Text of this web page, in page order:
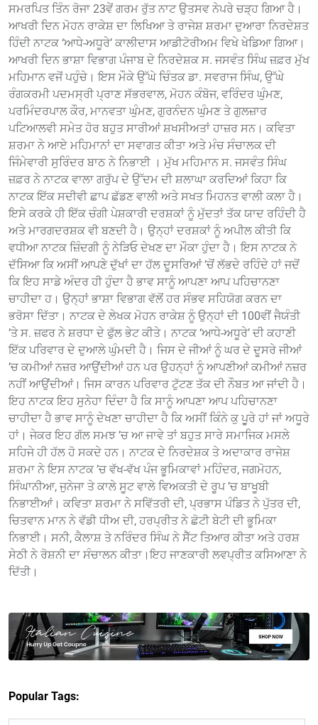
ਸਮਰਪਿਤ ਤਿੰਨ ਰੋਜਾ 23ਵੇਂ ਗਰਮ ਰੁੱਤ ਨਾਟ ਉਤਸਵ ਨੇਪਰੇ ਚੜ੍ਹ ਗਿਆ ਹੈ।
ਆਖਰੀ ਦਿਨ ਮੋਹਨ ਰਾਕੇਸ਼ ਦਾ ਲਿਖਿਆ ਤੇ ਰਾਜੇਸ਼ ਸ਼ਰਮਾ ਦੁਆਰਾ ਨਿਰਦੇਸ਼ਤ
ਹਿੰਦੀ ਨਾਟਕ ‘ਆਧੇ-ਅਧੂਰੇ’ ਕਾਲੀਦਾਸ ਆਡੀਟੋਰੀਅਮ ਵਿਖੇ ਖੇਡਿਆ ਗਿਆ।
ਆਖਰੀ ਦਿਨ ਭਾਸ਼ਾ ਵਿਭਾਗ ਪੰਜਾਬ ਦੇ ਨਿਰਦੇਸ਼ਕ ਸ. ਜਸਵੰਤ ਸਿੰਘ ਜ਼ਫ਼ਰ ਮੁੱਖ
ਮਹਿਮਾਨ ਵਜੋਂ ਪਹੁੰਚੇ। ਇਸ ਮੌਕੇ ਉੱਘੇ ਚਿੰਤਕ ਡਾ. ਸਵਰਾਜ ਸਿੰਘ, ਉੱਘੇ
ਰੰਗਕਰਮੀ ਪਦਮਸ੍ਰੀ ਪ੍ਰਾਣ ਸੱਭਰਵਾਲ, ਮੋਹਨ ਕੰਬੋਜ, ਵਰਿੰਦਰ ਘੁੰਮਣ,
ਪਰਮਿੰਦਰਪਾਲ ਕੌਰ, ਮਾਨਵਤਾ ਘੁੰਮਣ, ਗੁਰਨੰਦਨ ਘੁੰਮਣ ਤੇ ਗੁਲਜ਼ਾਰ
ਪਟਿਆਲਵੀ ਸਮੇਤ ਹੋਰ ਬਹੁਤ ਸਾਰੀਆਂ ਸ਼ਖਸੀਅਤਾਂ ਹਾਜ਼ਰ ਸਨ। ਕਵਿਤਾ
ਸ਼ਰਮਾ ਨੇ ਆਏ ਮਹਿਮਾਨਾਂ ਦਾ ਸਵਾਗਤ ਕੀਤਾ ਅਤੇ ਮੰਚ ਸੰਚਾਲਕ ਦੀ
ਜਿੰਮੇਵਾਰੀ ਸੁਰਿੰਦਰ ਬਾਠ ਨੇ ਨਿਭਾਈ । ਮੁੱਖ ਮਹਿਮਾਨ ਸ. ਜਸਵੰਤ ਸਿੰਘ
ਜ਼ਫ਼ਰ ਨੇ ਨਾਟਕ ਵਾਲਾ ਗਰੁੱਪ ਦੇ ਉੱਦਮ ਦੀ ਸ਼ਲਾਘਾ ਕਰਦਿਆਂ ਕਿਹਾ ਕਿ
ਨਾਟਕ ਇੱਕ ਸਦੀਵੀ ਛਾਪ ਛੱਡਣ ਵਾਲੀ ਅਤੇ ਸਖਤ ਮਿਹਨਤ ਵਾਲੀ ਕਲਾ ਹੈ।
ਇਸੇ ਕਰਕੇ ਹੀ ਇੱਕ ਚੰਗੀ ਪੇਸ਼ਕਾਰੀ ਦਰਸ਼ਕਾਂ ਨੂੰ ਮੁੱਦਤਾਂ ਤੱਕ ਯਾਦ ਰਹਿੰਦੀ ਹੈ
ਅਤੇ ਮਾਰਗਦਰਸ਼ਕ ਵੀ ਬਣਦੀ ਹੈ। ਉਨ੍ਹਾਂ ਦਰਸ਼ਕਾਂ ਨੂੰ ਅਪੀਲ ਕੀਤੀ ਕਿ
ਵਧੀਆ ਨਾਟਕ ਜ਼ਿੰਦਗੀ ਨੂੰ ਨੇੜਿਓ ਦੇਖਣ ਦਾ ਮੌਕਾ ਹੁੰਦਾ ਹੈ। ਇਸ ਨਾਟਕ ਨੇ
ਦੱਸਿਆ ਕਿ ਅਸੀਂ ਆਪਣੇ ਦੁੱਖਾਂ ਦਾ ਹੱਲ ਦੂਸਰਿਆਂ ’ਚੋਂ ਲੱਭਦੇ ਰਹਿੰਦੇ ਹਾਂ ਜਦੋਂ
ਕਿ ਇਹ ਸਾਡੇ ਅੰਦਰ ਹੀ ਹੁੰਦਾ ਹੈ ਭਾਵ ਸਾਨੂੰ ਆਪਣਾ ਆਪ ਪਹਿਚਾਨਣਾ
ਚਾਹੀਦਾ ਹ। ਉਨ੍ਹਾਂ ਭਾਸ਼ਾ ਵਿਭਾਗ ਵੱਲੋਂ ਹਰ ਸੰਭਵ ਸਹਿਯੋਗ ਕਰਨ ਦਾ
ਭਰੋਸਾ ਦਿੱਤਾ। ਨਾਟਕ ਦੇ ਲੇਖਕ ਮੋਹਨ ਰਾਕੇਸ਼ ਨੂੰ ਉਨ੍ਹਾਂ ਦੀ 100ਵੀਂ ਜੈਯੰਤੀ
’ਤੇ ਸ. ਜ਼ਫਰ ਨੇ ਸ਼ਰਧਾ ਦੇ ਫੁੱਲ ਭੇਟ ਕੀਤੇ। ਨਾਟਕ ‘ਆਧੇ-ਅਧੂਰੇ’ ਦੀ ਕਹਾਣੀ
ਇੱਕ ਪਰਿਵਾਰ ਦੇ ਦੁਆਲੇ ਘੁੰਮਦੀ ਹੈ। ਜਿਸ ਦੇ ਜੀਆਂ ਨੂੰ ਘਰ ਦੇ ਦੂਸਰੇ ਜੀਆਂ
’ਚ ਕਮੀਆਂ ਨਜ਼ਰ ਆਉਂਦੀਆਂ ਹਨ ਪਰ ਉਹਨ੍ਹਾਂ ਨੂੰ ਆਪਣੀਆਂ ਕਮੀਆਂ ਨਜ਼ਰ
ਨਹੀਂ ਆਉਂਦੀਆਂ। ਜਿਸ ਕਾਰਨ ਪਰਿਵਾਰ ਟੁੱਟਣ ਤੱਕ ਦੀ ਨੌਬਤ ਆ ਜਾਂਦੀ ਹੈ।
ਇਹ ਨਾਟਕ ਇਹ ਸੁਨੇਹਾ ਦਿੰਦਾ ਹੈ ਕਿ ਸਾਨੂੰ ਆਪਣਾ ਆਪ ਪਹਿਚਾਨਣਾ
ਚਾਹੀਦਾ ਹੈ ਭਾਵ ਸਾਨੂੰ ਦੇਖਣਾ ਚਾਹੀਦਾ ਹੈ ਕਿ ਅਸੀਂ ਕਿੰਨੇ ਕੁ ਪੁੂਰੇ ਹਾਂ ਜਾਂ ਅਧੂਰੇ
ਹਾਂ। ਜੇਕਰ ਇਹ ਗੱਲ ਸਮਝ ’ਚ ਆ ਜਾਵੇ ਤਾਂ ਬਹੁਤ ਸਾਰੇ ਸਮਾਜਿਕ ਮਸਲੇ
ਸਹਿਜੇ ਹੀ ਹੱਲ ਹੋ ਸਕਦੇ ਹਨ। ਨਾਟਕ ਦੇ ਨਿਰਦੇਸ਼ਕ ਤੇ ਅਦਾਕਾਰ ਰਾਜੇਸ਼
ਸ਼ਰਮਾ ਨੇ ਇਸ ਨਾਟਕ ’ਚ ਵੱਖ-ਵੱਖ ਪੰਜ ਭੂਮਿਕਾਵਾਂ ਮਹਿੰਦਰ, ਜਗਮੋਹਨ,
ਸਿੰਘਾਨੀਆ, ਜੁਨੇਜਾ ਤੇ ਕਾਲੇ ਸੂਟ ਵਾਲੇ ਵਿਅਕਤੀ ਦੇ ਰੂਪ ’ਚ ਬਾਖੂਬੀ
ਨਿਭਾਈਆਂ। ਕਵਿਤਾ ਸ਼ਰਮਾ ਨੇ ਸਵਿੱਤਰੀ ਦੀ, ਪ੍ਰਭਾਸ ਪੰਡਿਤ ਨੇ ਪੁੱਤਰ ਦੀ,
ਚਿਤਵਾਨ ਮਾਨ ਨੇ ਵੱਡੀ ਧੀਅ ਦੀ, ਹਰਪ੍ਰੀਤ ਨੇ ਛੋਟੀ ਬੇਟੀ ਦੀ ਭੂਮਿਕਾ
ਨਿਭਾਈ। ਸਨੀ, ਕੈਲਾਸ਼ ਤੇ ਨਰਿੰਦਰ ਸਿੰਘ ਨੇ ਸੈੱਟ ਤਿਆਰ ਕੀਤਾ ਅਤੇ ਹਰਸ਼
ਸੇਠੀ ਨੇ ਰੋਸ਼ਨੀ ਦਾ ਸੰਚਾਲਨ ਕੀਤਾ।ਇਹ ਜਾਣਕਾਰੀ ਲਵਪ੍ਰੀਤ ਕਸਿਆਣਾ ਨੇ
ਦਿੱਤੀ।
Popular Tags: